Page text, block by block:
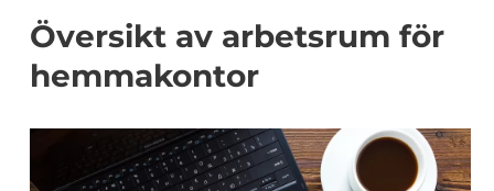
Översikt av arbetsrum för
hemmakontor